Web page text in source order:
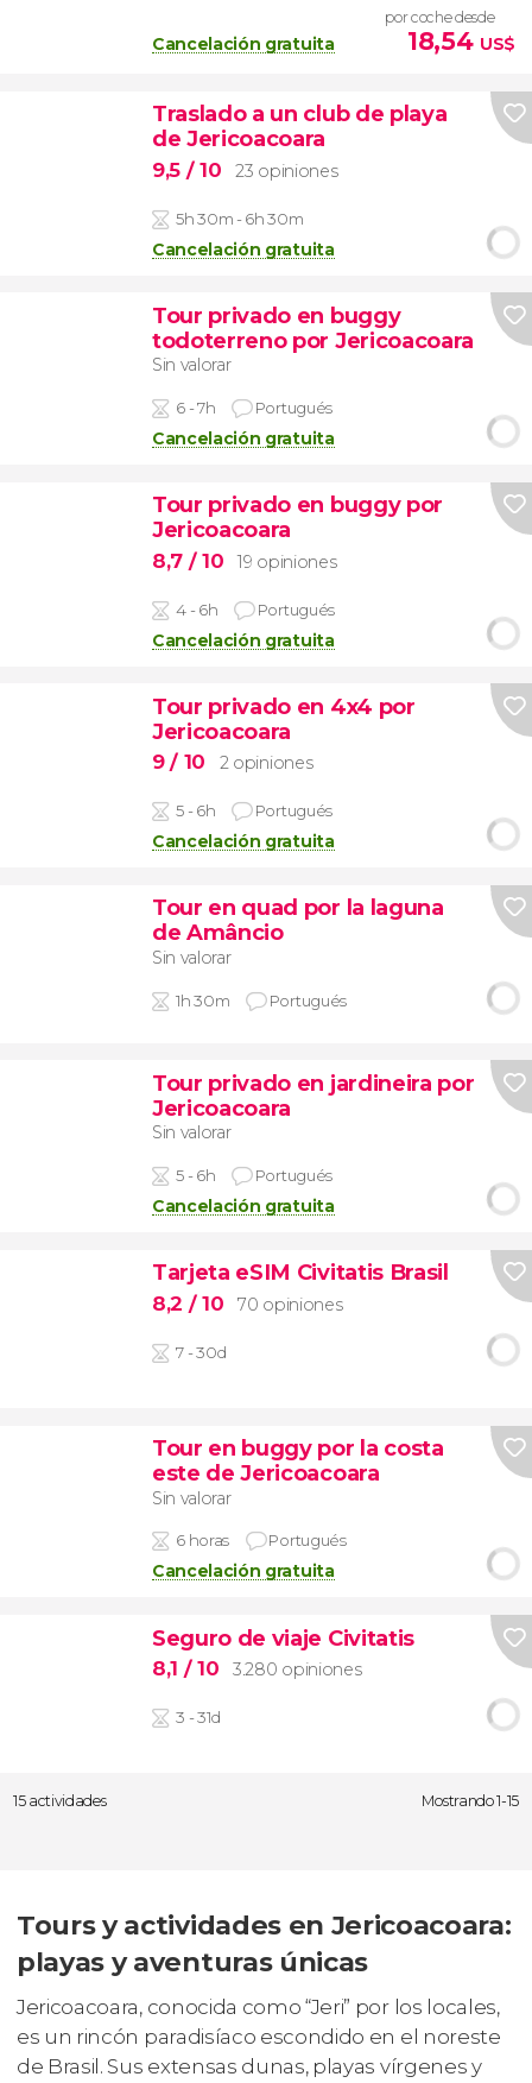
Cancelación gratuita
por coche desde
18,54 US$
Traslado a un club de playa
de Jericoacoara
9,5 / 10 23 opiniones
5h 30m - 6h 30m
Cancelación gratuita
Tour privado en buggy
todoterreno por Jericoacoara
Sin valorar
6 - 7h Portugués
Cancelación gratuita
Tour privado en buggy por
Jericoacoara
8,7 / 10 19 opiniones
4 - 6h Portugués
Cancelación gratuita
Tour privado en 4x4 por
Jericoacoara
9/ 10 2 opiniones
5 - 6h Portugués
Cancelación gratuita
Tour en quad por la laguna
de Amâncio
Sin valorar
1h 30m Portugués
Tour privado en jardineira por
Jericoacoara
Sin valorar
5 - 6h Portugués
Cancelación gratuita
Tarjeta eSIM Civitatis Brasil
8,2 / 10 70 opiniones
7 - 30d
Tour en buggy por la costa
este de Jericoacoara
Sin valorar
6 horas Portugués
Cancelación gratuita
Seguro de viaje Civitatis
8,1 / 10 3.280 opiniones
3 - 31d
15 actividades Mostrando 1-15
Tours y actividades en Jericoacoara:
playas y aventuras únicas
Jericoacoara, conocida como “Jeri” por los locales,
es un rincón paradisíaco escondido en el noreste
de Brasil. Sus extensas dunas, playas vírgenes y